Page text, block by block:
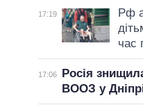
17:19
Рф
час
17:06
Росія
ВООЗ у